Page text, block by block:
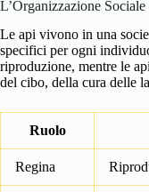
L’Organizzazione
Le api vivono in una
specifici per ogni
riproduzione, mentre le
del cibo, della cura delle
Ruolo
Regina